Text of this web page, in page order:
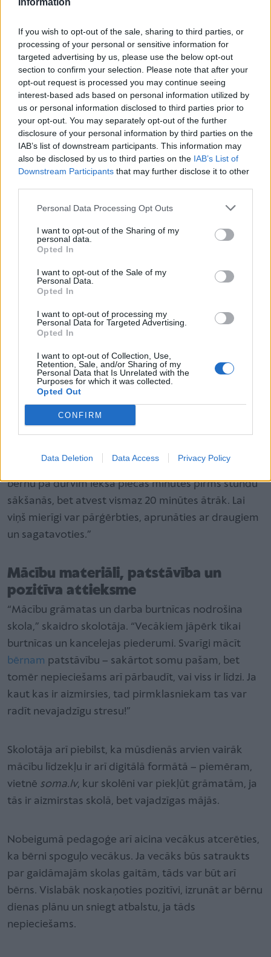
Information
If you wish to opt-out of the sale, sharing to third parties, or
processing of your personal or sensitive information for
targeted advertising by us, please use the below opt-out
section to confirm your selection. Please note that after your
opt-out request is processed you may continue seeing
interest-based ads based on personal information utilized by
us or personal information disclosed to third parties prior to
your opt-out. You may separately opt-out of the further
disclosure of your personal information by third parties on the
IAB’s list of downstream participants. This information may
also be disclosed by us to third parties on the IAB’s List of
Downstream Participants that may further disclose it to other
Personal Data Processing Opt Outs
I want to opt-out of the Sharing of my
personal data.
Opted In
I want to opt-out of the Sale of my
Personal Data.
Opted In
I want to opt-out of processing my
Personal Data for Targeted Advertising.
Opted In
I want to opt-out of Collection, Use,
Retention, Sale, and/or Sharing of my
Personal Data that Is Unrelated with the
Purposes for which it was collected.
Opted Out
CONFIRM
Data Deletion Data Access Privacy Policy
Viņas padoms:
“Dienā pietiek ar vienu pulciņu. Pārējais laiks
ir jāatstāj brīvām rotaļām, zīmēšanai,
vienkārši atpūtai. Arī spēlēšanās ir bērna
darbs.”
kāds saka priekšā, kas jādara – viņam ir vajadzīgs arī
laiks, kad neviens neko neliek darīt,” piebilst
skolotāja.
Vecāku loma: dienas režīms,
attieksme un atbalsts
sakārtots dienas režīms. “Vecākiem jārūpējas, lai
bērns izgulētos, lai viņam būtu visas nepieciešamās
lietas somā, un lai viņš mājās būtu paēdis brokastis
un skolu sāktu pozitīvā noskaņojumā,” uzsver
skolotāja.
bērnu pa durvīm iekšā piecas minūtes pirms stundu
sākšanās, bet atvest vismaz 20 minūtes ātrāk. Lai
viņš mierīgi var pārģērbties, aprunāties ar draugiem
un sagatavoties.”
Mācību materiāli, patstāvība un
pozitīva attieksme
“Mācību grāmatas un darba burtnīcas nodrošina
skola,” skaidro skolotāja. “Vecākiem jāpērk tikai
burtnīcas un kancelejas piederumi. Svarīgi mācīt
bērnam patstāvību – sakārtot somu pašam, bet
tomēr nepieciešams arī pārbaudīt, vai viss ir līdzi. Ja
kaut kas ir aizmirsies, tad pirmklasniekam tas var
radīt nevajadzīgu stresu!”
Skolotāja arī piebilst, ka mūsdienās arvien vairāk
mācību līdzekļu ir arī digitālā formātā – piemēram,
vietnē soma.lv, kur skolēni var piekļūt grāmatām, ja
tās ir aizmirstas skolā, bet vajadzīgas mājās.
Nobeigumā pedagoģe arī aicina vecākus atcerēties,
ka bērni spoguļo vecākus. Ja vecāks būs satraukts
par gaidāmajām skolas gaitām, tāds var būt arī
bērns. Vislabāk noskaņoties pozitīvi, izrunāt ar bērnu
dienas plānu un sniegt atbalstu, ja tāds
nepieciešams.